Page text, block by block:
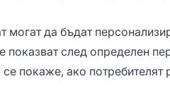
могат да бъдат
показват след определен
покаже, ако